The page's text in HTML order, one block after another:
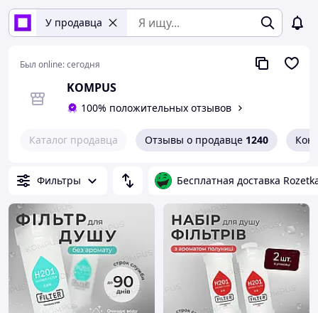
У продавца
Был online:сегодня
KOMPUS
100% положительных отзывов
Каталог продавца Отзывы о продавце 1240
Фильтры Бесплатная доставка